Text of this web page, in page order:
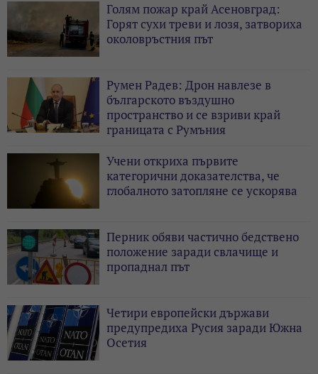
Голям пожар край Асеновград:
Горят сухи треви и лозя, затвориха
околовръстния път
Румен Радев: Дрон навлезе в
българското въздушно
пространство и се взриви край
границата с Румъния
Учени откриха първите
категорични доказателства, че
глобалното затопляне се ускорява
Перник обяви частично бедствено
положение заради свлачище и
пропаднал път
Четири европейски държави
предупредиха Русия заради Южна
Осетия